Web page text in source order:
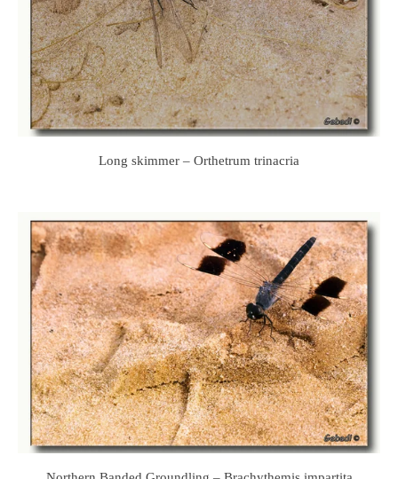
Long skimmer – Orthetrum trinacria